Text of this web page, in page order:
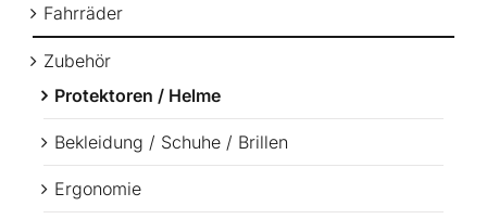
Fahrräder
Zubehör
Protektoren / Helme
Bekleidung / Schuhe / Brillen
Ergonomie